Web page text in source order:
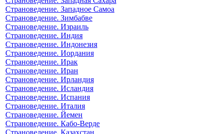
Страноведение. Западное Самоа
Страноведение. Зимбабве
Страноведение. Израиль
Страноведение. Индия
Страноведение. Индонезия
Страноведение. Иордания
Страноведение. Ирак
Страноведение. Иран
Страноведение. Ирландия
Страноведение. Исландия
Страноведение. Испания
Страноведение. Италия
Страноведение. Йемен
Страноведение. Кабо-Верде
Страноведение. Казахстан